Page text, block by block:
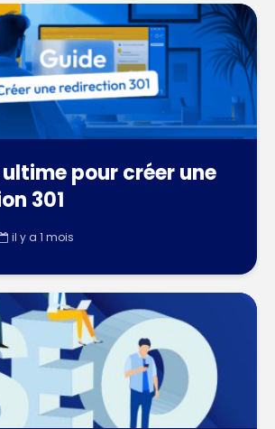
ultime pour créer une
301
il y a 1 mois